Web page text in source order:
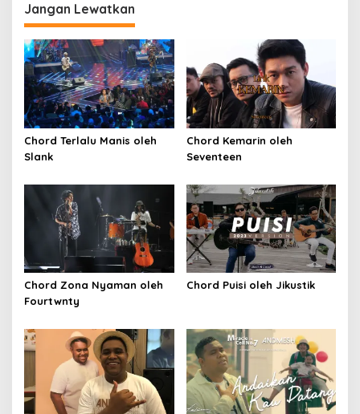
Jangan Lewatkan
Chord Terlalu Manis oleh
Slank
Chord Kemarin oleh
Seventeen
Chord Zona Nyaman oleh
Fourtwnty
Chord Puisi oleh Jikustik